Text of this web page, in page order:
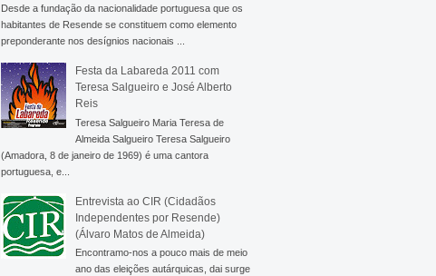
Desde a fundação da nacionalidade portuguesa que os
habitantes de Resende se constituem como elemento
preponderante nos desígnios nacionais ...
Festa da Labareda 2011 com
Teresa Salgueiro e José Alberto
Reis
Teresa Salgueiro Maria Teresa de
Almeida Salgueiro Teresa Salgueiro
(Amadora, 8 de janeiro de 1969) é uma cantora
portuguesa, e...
Entrevista ao CIR (Cidadãos
Independentes por Resende)
(Álvaro Matos de Almeida)
Encontramo-nos a pouco mais de meio
ano das eleições autárquicas, dai surge